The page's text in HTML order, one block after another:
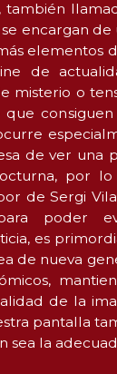
encargan
elementos
de
misterio o
de ver una
por
de Sergi
poder
es
de nueva
de la
pantalla
sea la